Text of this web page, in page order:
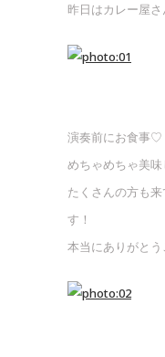
昨日はカレー屋
演奏前にお食事♡
めちゃめちゃ美
たくさんの方も
す！
本当にありがとう